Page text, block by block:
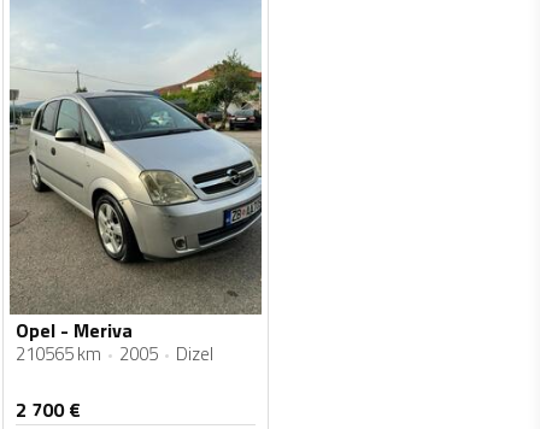
Opel - Meriva
210565 km 2005 Dizel
2 700€